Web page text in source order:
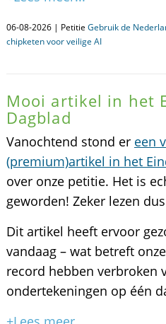
06-08-2026 | Petitie Gebruik de
chipketen voor veilige AI
Mooi artikel in het
Dagblad
Vanochtend stond er een
(premium)artikel in het
over onze petitie. Het is
geworden! Zeker lezen
Dit artikel heeft ervoor
vandaag – wat betreft
record hebben verbroken
ondertekeningen op één